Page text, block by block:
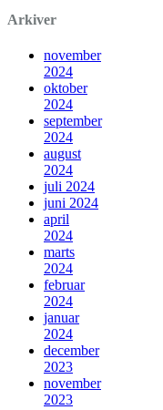
Arkiver
november
2024
oktober
2024
september
2024
august
2024
juli 2024
juni 2024
april
2024
marts
2024
februar
2024
januar
2024
december
2023
november
2023